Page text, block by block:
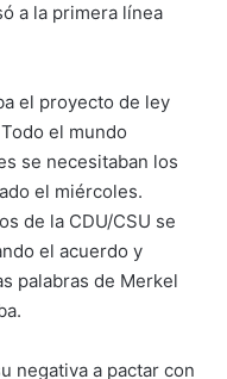
a la primera línea
el proyecto de ley
el mundo
se necesitaban los
el miércoles.
de la CDU/CSU se
el acuerdo y
palabras de Merkel
negativa a pactar con